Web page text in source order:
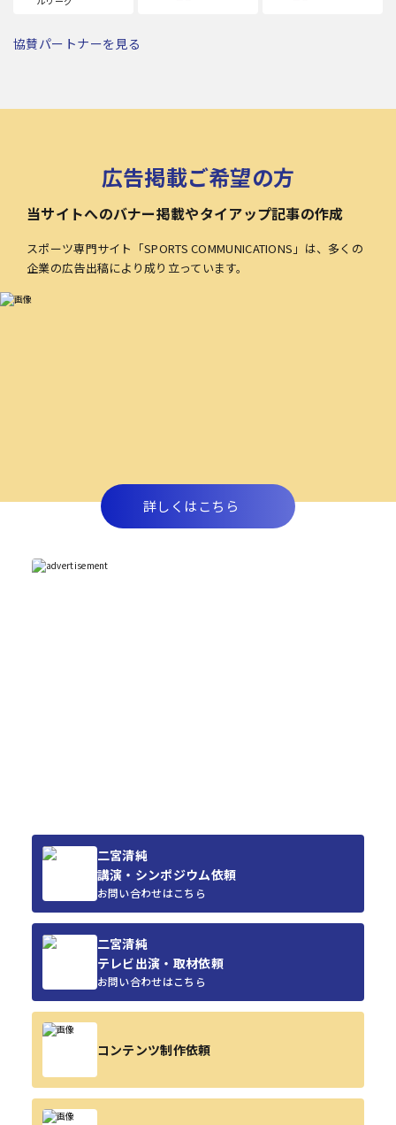
協賛パートナーを見る
広告掲載ご希望の方
当サイトへのバナー掲載やタイアップ記事の作成
スポーツ専門サイト「SPORTS COMMUNICATIONS」は、多くの
企業の広告出稿により成り立っています。
詳しくはこちら
二宮清純
講演・シンポジウム依頼
お問い合わせはこちら
二宮清純
テレビ出演・取材依頼
お問い合わせはこちら
コンテンツ制作依頼